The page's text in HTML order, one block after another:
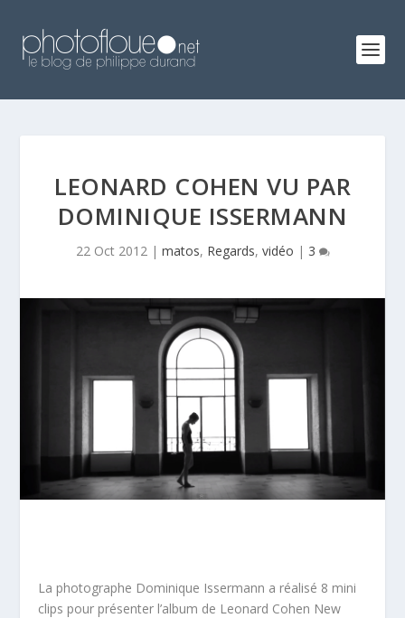
LEONARD COHEN VU PAR
DOMINIQUE ISSERMANN
22 Oct 2012| matos, Regards, vidéo | 3
La photographe Dominique Issermann a réalisé 8 mini
clips pour présenter l’album de Leonard Cohen New